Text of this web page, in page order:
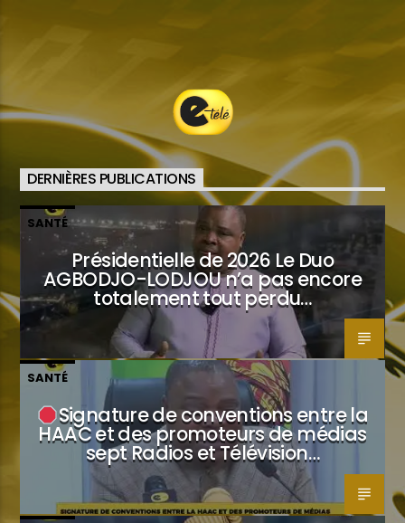
DERNIÈRES PUBLICATIONS
SANTÉ
Présidentielle de 2026 Le Duo
AGBODJO-LODJOU n’a pas encore
totalement tout perdu…
SANTÉ
Signature de conventions entre la
HAAC et des promoteurs de médias
sept Radios et Télévision…